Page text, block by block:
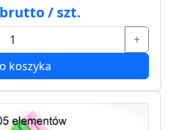
brutto / szt.
+
koszyka